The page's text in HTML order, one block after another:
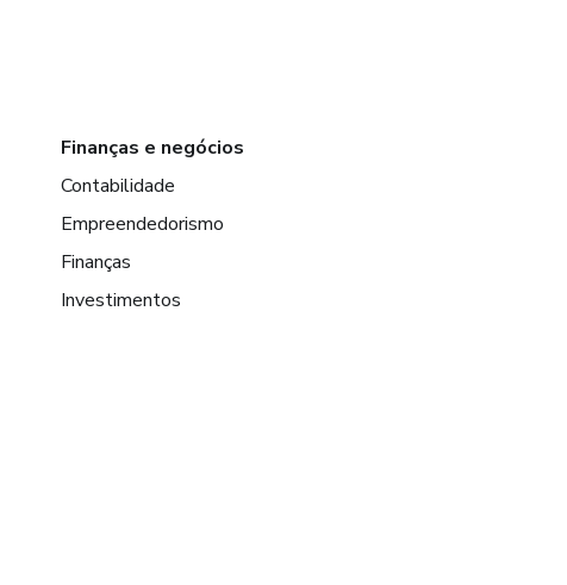
Finanças e negócios
Contabilidade
Empreendedorismo
Finanças
Investimentos